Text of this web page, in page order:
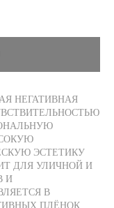
НЕГАТИВНАЯ
ЭСТЕТИКУ
ДЛЯ УЛИЧНОЙ И
И
В
ПЛЁНОК.